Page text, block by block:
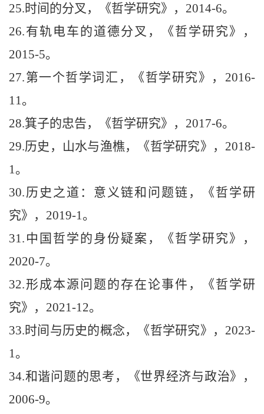
25.时间的分叉，《哲学研究》， 2014-6。
26.有轨电车的道德分叉，《哲学研究》，
2015-5。
27.第一个哲学词汇，《哲学研究》， 2016-
11。
28.箕子的忠告，《哲学研究》， 2017-6。
29.历史，山水与渔樵，《哲学研究》， 2018-
1。
30.历史之道：意义链和问题链，《哲学研
究》， 2019-1。
31. 中国哲学的身份疑案，《哲学研究》，
2020-7。
32.形成本源问题的存在论事件，《哲学研
究》， 2021-12。
33.时间与历史的概念，《哲学研究》， 2023-
1。
34.和谐问题的思考，《世界经济与政治》，
2006-9。